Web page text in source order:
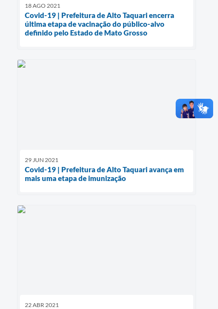
18 AGO 2021
Covid-19 | Prefeitura de Alto Taquari encerra
última etapa de vacinação do público-alvo
definido pelo Estado de Mato Grosso
29 JUN 2021
Covid-19 | Prefeitura de Alto Taquari avança em
mais uma etapa de imunização
22 ABR 2021